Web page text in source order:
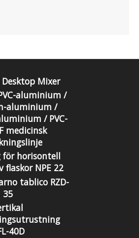
Desktop Mixer
aluminium /
aluminium /
/ PVC-
medicinsk
horisontell
flaskor NPE 22
tablico RZD-
35
40D